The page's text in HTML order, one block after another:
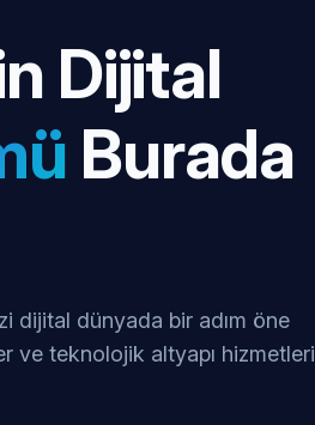
Dijital
Burada
dijital dünyada bir adım öne
ve teknolojik altyapı hizmetleri